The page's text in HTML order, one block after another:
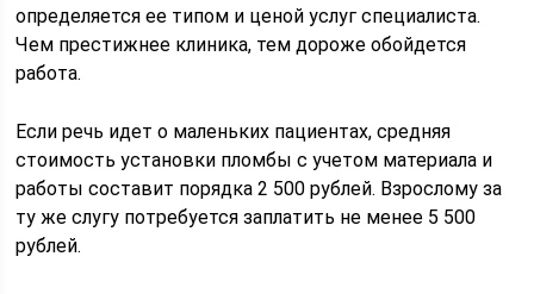
определяется ее типом и ценой услуг специалиста.
Чем престижнее клиника, тем дороже обойдется
работа.
Если речь идет о маленьких пациентах, средняя
стоимость установки пломбы с учетом материала и
работы составит порядка 2 500 рублей. Взрослому за
ту же слугу потребуется заплатить не менее 5 500
рублей.